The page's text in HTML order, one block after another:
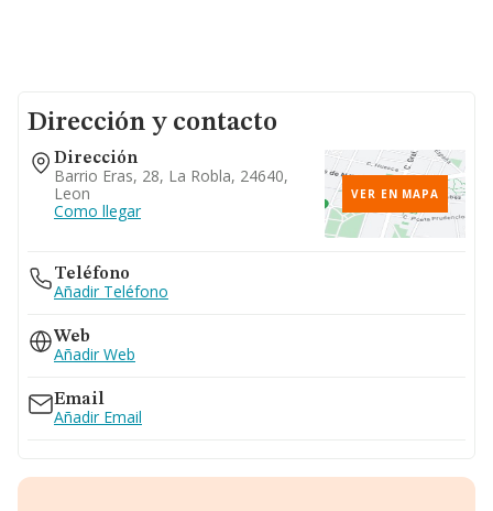
Dirección y contacto
Dirección
Barrio Eras, 28, La Robla, 24640,
Leon
Como llegar
VER EN MAPA
Teléfono
Añadir Teléfono
Web
Añadir Web
Email
Añadir Email